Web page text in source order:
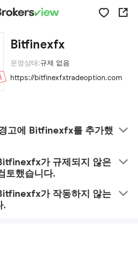
Bitfinexfx
운영상태:규제 없음
https://bitfinexfxtradeoption.com
고에 Bitfinexfx를 추가했
가 규제되지 않은
토했습니다.
가 작동하지 않는
.